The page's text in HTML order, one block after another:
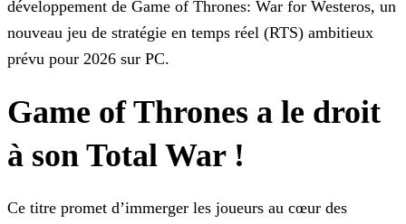
développement de Game of Thrones: War for Westeros, un
nouveau jeu de stratégie en temps réel (RTS) ambitieux
prévu pour 2026 sur PC.
Game of Thrones a le droit
à son Total War !
Ce titre promet d’immerger les joueurs au cœur des